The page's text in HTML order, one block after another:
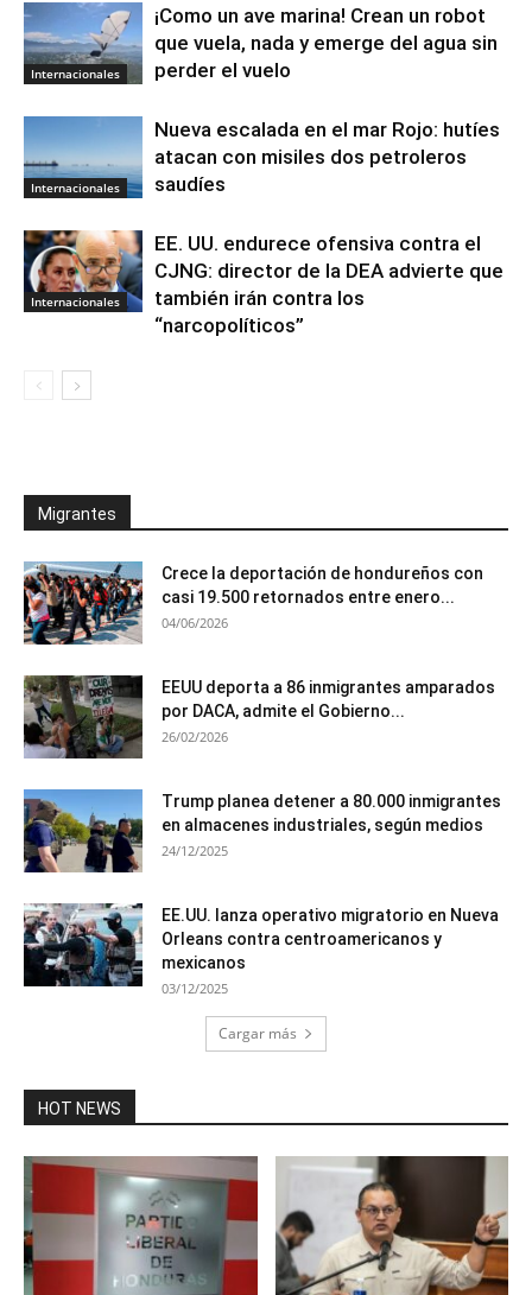
Internacionales
¡Como un ave marina! Crean un robot
que vuela, nada y emerge del agua sin
perder el vuelo
Internacionales
Nueva escalada en el mar Rojo: hutíes
atacan con misiles dos petroleros
saudíes
Internacionales
EE. UU. endurece ofensiva contra el
CJNG: director de la DEA advierte que
también irán contra los
“narcopolíticos”
Migrantes
Crece la deportación de hondureños con
casi 19.500 retornados entre enero...
04/06/2026
EEUU deporta a 86 inmigrantes amparados
por DACA, admite el Gobierno...
26/02/2026
Trump planea detener a 80.000 inmigrantes
en almacenes industriales, según medios
24/12/2025
EE.UU. lanza operativo migratorio en Nueva
Orleans contra centroamericanos y
mexicanos
03/12/2025
Cargar más
HOT NEWS